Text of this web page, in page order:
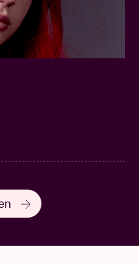
toegestaan
worden afgelast.
GEEN GEVAL
package in
De
geïnformeerd